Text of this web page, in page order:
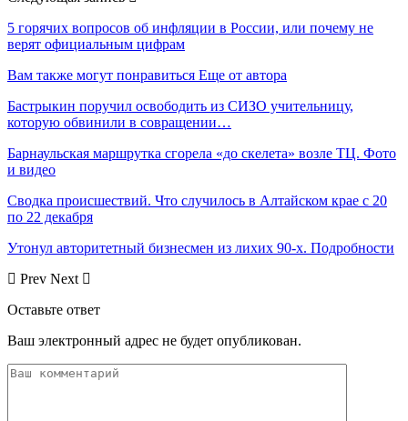
5 горячих вопросов об инфляции в России, или почему не
верят официальным цифрам
Вам также могут понравиться Еще от автора
Бастрыкин поручил освободить из СИЗО учительницу,
которую обвинили в совращении…
Барнаульская маршрутка сгорела «до скелета» возле ТЦ. Фото
и видео
Сводка происшествий. Что случилось в Алтайском крае с 20
по 22 декабря
Утонул авторитетный бизнесмен из лихих 90-х. Подробности
Prev Next
Оставьте ответ
Ваш электронный адрес не будет опубликован.